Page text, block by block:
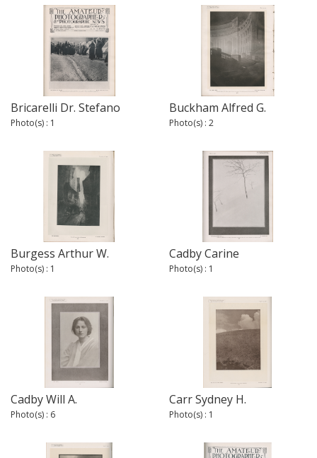
Bricarelli Dr. Stefano
Photo(s) : 1
Buckham Alfred G.
Photo(s) : 2
Burgess Arthur W.
Photo(s) : 1
Cadby Carine
Photo(s) : 1
Cadby Will A.
Photo(s) : 6
Carr Sydney H.
Photo(s) : 1